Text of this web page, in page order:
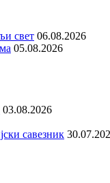
свет 06.08.2026
05.08.2026
03.08.2026
савезник